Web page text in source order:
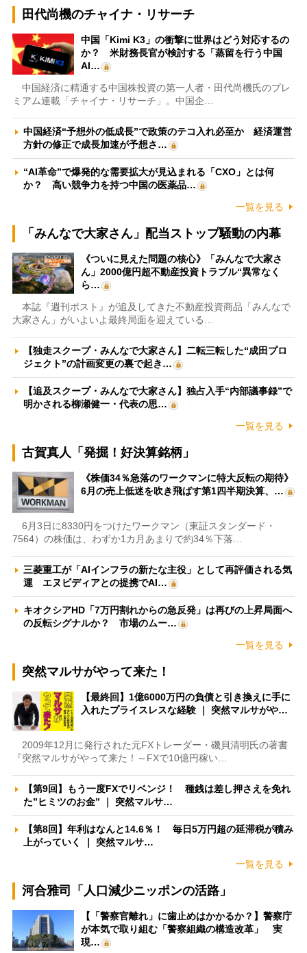
田代尚機のチャイナ・リサーチ
中国「Kimi K3」の衝撃に世界はどう対応するの
か？ 米財務長官が検討する「蒸留を行う中国
AI…
中国経済に精通する中国株投資の第一人者・田代尚機氏のプレ
ミアム連載「チャイナ・リサーチ」。中国企…
中国経済“予想外の低成長”で政策のテコ入れ必至か 経済運営
方針の修正で成長加速が予想さ…
“AI革命”で爆発的な需要拡大が見込まれる「CXO」とは何
か？ 高い競争力を持つ中国の医薬品…
一覧を見る
「みんなで大家さん」配当ストップ騒動の内幕
《ついに見えた問題の核心》「みんなで大家さ
ん」2000億円超不動産投資トラブル“異常なく
ら…
本誌『週刊ポスト』が追及してきた不動産投資商品「みんなで
大家さん」がいよいよ最終局面を迎えている…
【独走スクープ・みんなで大家さん】二転三転した“成田プロ
ジェクト”の計画変更の裏で起き…
【追及スクープ・みんなで大家さん】独占入手“内部議事録”で
明かされる柳瀬健一・代表の思…
一覧を見る
古賀真人「発掘！好決算銘柄」
《株価34％急落のワークマンに特大反転の期待》
6月の売上低迷を吹き飛ばす第1四半期決算、…
6月3日に8330円をつけたワークマン（東証スタンダード・
7564）の株価は、わずか1カ月あまりで約34％下落…
三菱重工が「AIインフラの新たな主役」として再評価される気
運 エヌビディアとの提携でAI…
キオクシアHD「7万円割れからの急反発」は再びの上昇局面へ
の反転シグナルか？ 市場のムー…
一覧を見る
突然マルサがやって来た！
【最終回】1億6000万円の負債と引き換えに手に
入れたプライスレスな経験 ｜ 突然マルサがや…
2009年12月に発行された元FXトレーダー・磯貝清明氏の著書
『突然マルサがやって来た！～FXで10億円稼い…
【第9回】もう一度FXでリベンジ！ 種銭は差し押さえを免れ
た”ヒミツのお金” ｜ 突然マルサ…
【第8回】年利はなんと14.6％！ 毎日5万円超の延滞税が積み
上がっていく ｜ 突然マルサ…
一覧を見る
河合雅司「人口減少ニッポンの活路」
【「警察官離れ」に歯止めはかかるか？】警察庁
が本気で取り組む「警察組織の構造改革」 実
現…